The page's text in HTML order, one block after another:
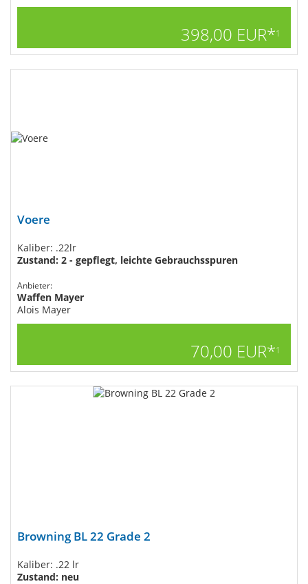
398,00 EUR*1
Voere
Kaliber: .22lr
Zustand: 2 - gepflegt, leichte Gebrauchsspuren
Anbieter:
Waffen Mayer
Alois Mayer
70,00 EUR*1
Browning BL 22 Grade 2
Kaliber: .22 lr
Zustand: neu